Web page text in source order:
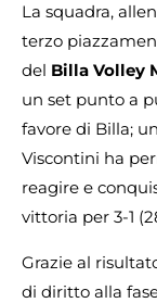
La squadra,
terzo
del Billa Volley
un set punto a
favore di Billa;
Viscontini ha
reagire e
vittoria per 3-1
Grazie al
di diritto alla